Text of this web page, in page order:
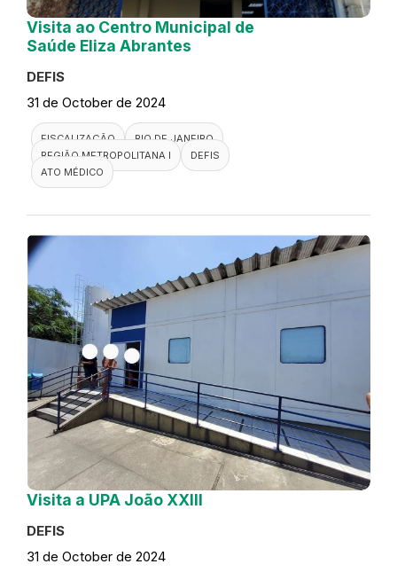
Visita ao Centro Municipal de
Saúde Eliza Abrantes
DEFIS
31 de October de 2024
FISCALIZAÇÃO
RIO DE JANEIRO
REGIÃO METROPOLITANA I
DEFIS
ATO MÉDICO
Visita a UPA João XXIII
DEFIS
31 de October de 2024